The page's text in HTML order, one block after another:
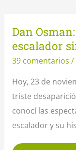
del
buho
en
la
sierra
de
Crevillent
Dan
escalador
39 comentarios /
Hoy, 23 de
triste
conocí las
escalador y su